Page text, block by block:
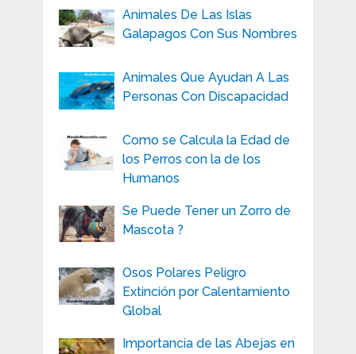
Animales De Las Islas
Galapagos Con Sus Nombres
Animales Que Ayudan A Las
Personas Con Discapacidad
Como se Calcula la Edad de
los Perros con la de los
Humanos
Se Puede Tener un Zorro de
Mascota ?
Osos Polares Peligro
Extinción por Calentamiento
Global
Importancia de las Abejas en